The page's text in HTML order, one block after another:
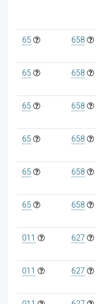
65 658
65 658
65 658
65 658
65 658
65 658
011 627
011 627